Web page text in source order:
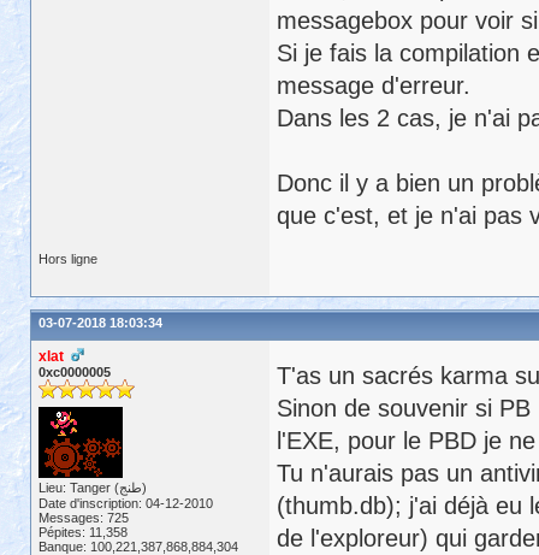
messagebox pour voir
Si je fais la compilation
message d'erreur.
Dans les 2 cas, je n'ai
Donc il y a bien un
que c'est, et je n'ai pas
Hors ligne
03-07-2018 18:03:34
xlat
0xc0000005
Lieu: Tanger (طنج)
Date d'inscription: 04-12-2010
Messages: 725
Pépites: 11,358
Banque: 100,221,387,868,884,304
T'as un sacrés karma
Sinon de souvenir si
l'EXE, pour le PBD je
Tu n'aurais pas un
(thumb.db); j'ai déjà eu
de l'exploreur) qui